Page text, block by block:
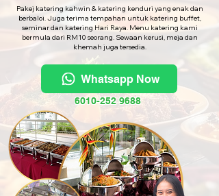
Pakej katering kahwin & katering kenduri yang enak dan
berbaloi. Juga terima tempahan untuk katering buffet,
seminar dan katering Hari Raya. Menu katering kami
bermula dari RM10 seorang. Sewaan kerusi, meja dan
khemah juga tersedia.
Whatsapp Now
6010-252 9688